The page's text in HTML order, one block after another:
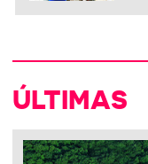
ÚLTIMAS